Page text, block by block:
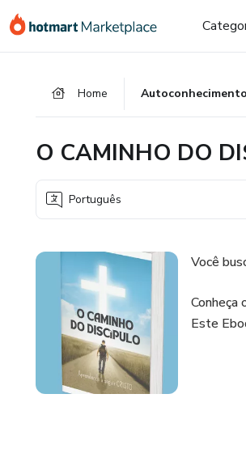
para
para
para
Home
O CAMINHO DO
Português
Você
Conheça
Este